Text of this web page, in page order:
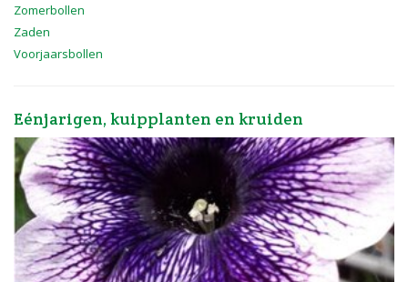
Zomerbollen
Zaden
Voorjaarsbollen
Eénjarigen, kuipplanten en kruiden